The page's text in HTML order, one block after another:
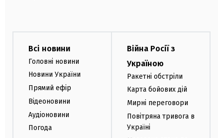
Всі новини
Головні новини
Новини України
Прямий ефір
Відеоновини
Аудіоновини
Погода
Війна Росії з
Україною
Ракетні обстріли
Карта бойових дій
Мирні переговори
Повітряна тривога в
Україні